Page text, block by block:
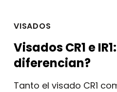
VISADOS
Visados CR1 e
diferencian?
Tanto el visado CR1